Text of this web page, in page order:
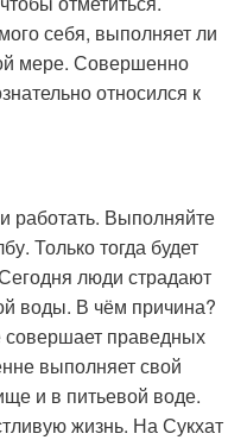
себя, выполняет ли
мере. Совершенно
относился к
работать. Выполняйте
Только тогда будет
люди страдают
воды. В чём причина?
совершает праведных
выполняет свой
и в питьевой воде.
жизнь. На Сукхат